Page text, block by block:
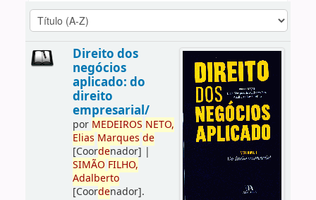
Direito dos
negócios
aplicado: do
direito
empresarial/
por MEDEIROS NETO,
Elias Marques de
[Coordenador] |
SIMÃO FILHO,
Adalberto
[Coordenador].